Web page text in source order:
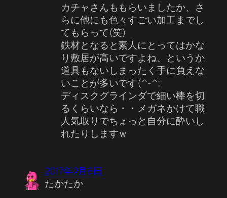
カチャさんももらいましたか、さ
らに他にも色々すごい加工までし
てもらって(笑)
鉄材となると素人にとってはかな
り敷居が高いですよね、というか
道具もないしまったく手に負えな
いことが多いです(^-^;
ディスクグラインダで細い棒を切
るくらいなら・・メガネかけて職
人気取りでちょっと自分に酔いし
れたりしますｗ
2017年2月6日
たかたか